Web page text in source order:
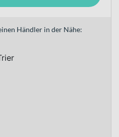
Händler in der Nähe: